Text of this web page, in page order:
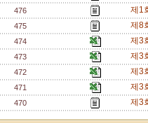
476 제1
475 제8
474 제3
473 제3
472 제3
471 제3
470 제3